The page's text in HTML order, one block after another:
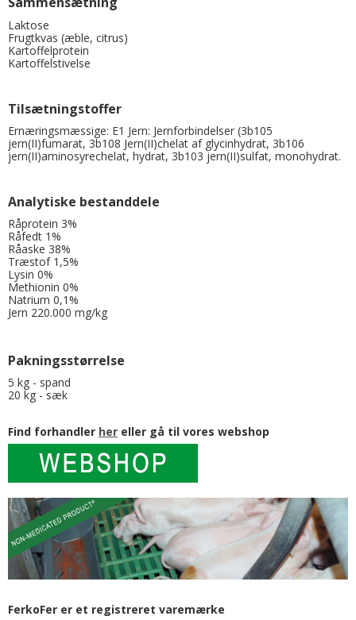
Laktose
Frugtkvas (æble, citrus)
Kartoffelprotein
Kartoffelstivelse
Tilsætningstoffer
Ernæringsmæssige: E1 Jern: Jernforbindelser (3b105
jern(II)fumarat, 3b108 Jern(II)chelat af glycinhydrat, 3b106
jern(II)aminosyrechelat, hydrat, 3b103 jern(II)sulfat, monohydrat.
Analytiske bestanddele
Råprotein 3%
Råfedt 1%
Råaske 38%
Træstof 1,5%
Lysin 0%
Methionin 0%
Natrium 0,1%
Jern 220.000 mg/kg
Pakningsstørrelse
5 kg - spand
20 kg - sæk
Find forhandler her eller gå til vores webshop
FerkoFer er et registreret varemærke